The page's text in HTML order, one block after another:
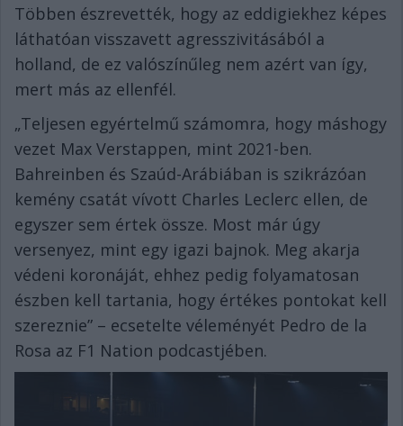
Többen észrevették, hogy az eddigiekhez képes
láthatóan visszavett agresszivitásából a
holland, de ez valószínűleg nem azért van így,
mert más az ellenfél.
„Teljesen egyértelmű számomra, hogy máshogy
vezet Max Verstappen, mint 2021-ben.
Bahreinben és Szaúd-Arábiában is szikrázóan
kemény csatát vívott Charles Leclerc ellen, de
egyszer sem értek össze. Most már úgy
versenyez, mint egy igazi bajnok. Meg akarja
védeni koronáját, ehhez pedig folyamatosan
észben kell tartania, hogy értékes pontokat kell
szereznie” – ecsetelte véleményét Pedro de la
Rosa az F1 Nation podcastjében.